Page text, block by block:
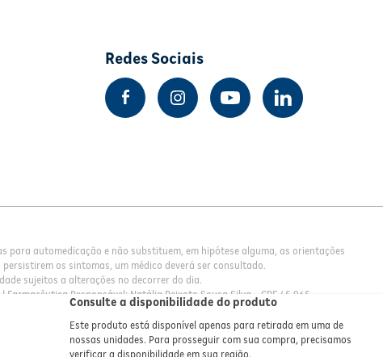
Consulte a disponibilidade do produto
Este produto está disponível apenas para retirada em uma de
nossas unidades. Para prosseguir com sua compra, precisamos
verificar a disponibilidade em sua região.
Redes Sociais
para automedicação e não substituem, em hipótese alguma, as orientações
os sintomas, um médico deverá ser consultado.
sujeitos a alterações no decorrer do dia.
Responsável: Natália Peixoto Sousa Silva - CRF 45.965